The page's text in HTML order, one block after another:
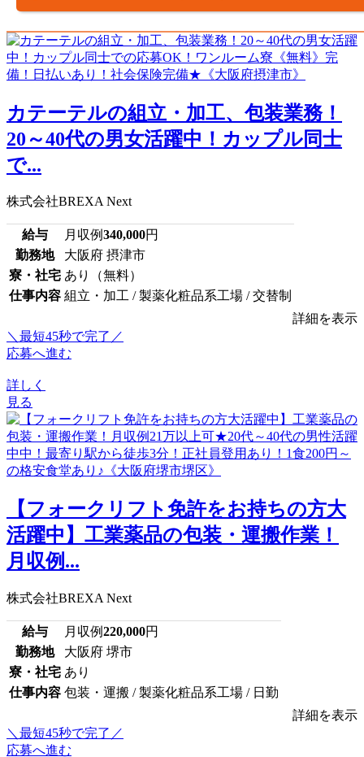
カテーテルの組立・加工、包装業務！
20～40代の男女活躍中！カップル同士
で...
株式会社BREXA Next
給与 月収例340,000円
勤務地
大阪府 摂津市
寮・社宅 あり（無料）
仕事内容 組立・加工 / 製薬化粧品系工場 / 交替制
詳細を表示
＼最短45秒で完了／
応募へ進む
詳しく
見る
【フォークリフト免許をお持ちの方大
活躍中】工業薬品の包装・運搬作業！
月収例...
株式会社BREXA Next
給与 月収例220,000円
勤務地
大阪府 堺市
寮・社宅 あり
仕事内容 包装・運搬 / 製薬化粧品系工場 / 日勤
詳細を表示
＼最短45秒で完了／
応募へ進む